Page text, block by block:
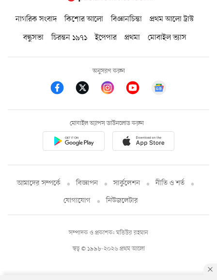
নাগরিক সংবাদ কিশোর আলো বিজ্ঞানচিন্তা
প্রথম আলো ট্রাস্ট
বন্ধুসভা
চিরন্তন ১৯৭১ ইপেপার প্রথমা মোবাইল ভ্যাস
অনুসরণ করুন
মোবাইল অ্যাপস ডাউনলোড করুন
আমাদের সম্পর্কে বিজ্ঞাপন সার্কুলেশন
নীতি ও শর্ত
যোগাযোগ
নিউজলেটার
স্বত্ব © ১৯৯৮-২০২৬ প্রথম আলো
সম্পাদক ও প্রকাশক: মতিউর রহমান